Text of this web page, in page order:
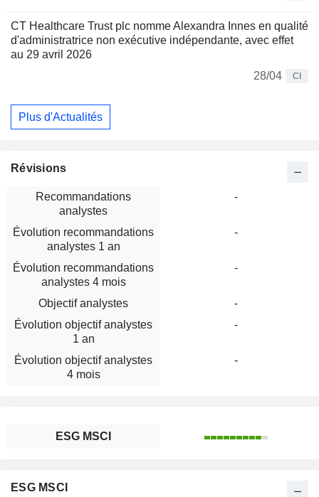
CT Healthcare Trust plc nomme Alexandra Innes en qualité
d'administratrice non exécutive indépendante, avec effet
au 29 avril 2026
28/04
CI
Plus d'Actualités
Révisions
Recommandations
analystes
-
Évolution recommandations
analystes 1 an
-
Évolution recommandations
analystes 4 mois
-
Objectif analystes
-
Évolution objectif analystes
1 an
-
Évolution objectif analystes
4 mois
-
ESG MSCI
ESG MSCI